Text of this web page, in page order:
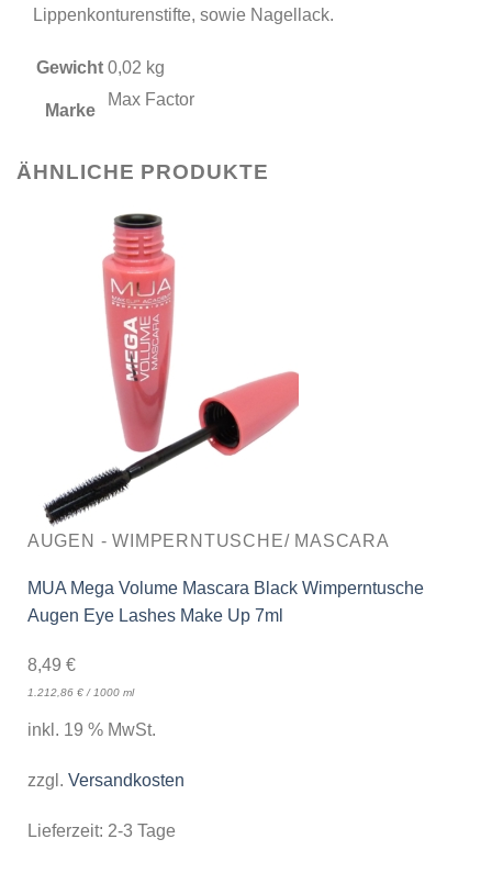
Lippenkonturenstifte, sowie Nagellack.
Gewicht 0,02 kg
Marke
Max Factor
ÄHNLICHE PRODUKTE
AUGEN - WIMPERNTUSCHE/ MASCARA
MUA Mega Volume Mascara Black Wimperntusche
Augen Eye Lashes Make Up 7ml
8,49 €
1.212,86 €/1000 ml
inkl. 19 % MwSt.
zzgl. Versandkosten
Lieferzeit: 2-3 Tage